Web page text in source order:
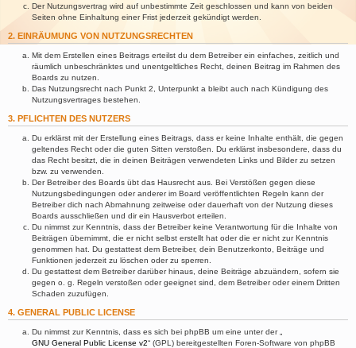
Der Nutzungsvertrag wird auf unbestimmte Zeit geschlossen und kann von beiden
Seiten ohne Einhaltung einer Frist jederzeit gekündigt werden.
2. EINRÄUMUNG VON NUTZUNGSRECHTEN
Mit dem Erstellen eines Beitrags erteilst du dem Betreiber ein einfaches, zeitlich und
räumlich unbeschränktes und unentgeltliches Recht, deinen Beitrag im Rahmen des
Boards zu nutzen.
Das Nutzungsrecht nach Punkt 2, Unterpunkt a bleibt auch nach Kündigung des
Nutzungsvertrages bestehen.
3. PFLICHTEN DES NUTZERS
Du erklärst mit der Erstellung eines Beitrags, dass er keine Inhalte enthält, die gegen
geltendes Recht oder die guten Sitten verstoßen. Du erklärst insbesondere, dass du
das Recht besitzt, die in deinen Beiträgen verwendeten Links und Bilder zu setzen
bzw. zu verwenden.
Der Betreiber des Boards übt das Hausrecht aus. Bei Verstößen gegen diese
Nutzungsbedingungen oder anderer im Board veröffentlichten Regeln kann der
Betreiber dich nach Abmahnung zeitweise oder dauerhaft von der Nutzung dieses
Boards ausschließen und dir ein Hausverbot erteilen.
Du nimmst zur Kenntnis, dass der Betreiber keine Verantwortung für die Inhalte von
Beiträgen übernimmt, die er nicht selbst erstellt hat oder die er nicht zur Kenntnis
genommen hat. Du gestattest dem Betreiber, dein Benutzerkonto, Beiträge und
Funktionen jederzeit zu löschen oder zu sperren.
Du gestattest dem Betreiber darüber hinaus, deine Beiträge abzuändern, sofern sie
gegen o. g. Regeln verstoßen oder geeignet sind, dem Betreiber oder einem Dritten
Schaden zuzufügen.
4. GENERAL PUBLIC LICENSE
Du nimmst zur Kenntnis, dass es sich bei phpBB um eine unter der „
GNU General Public License v2“ (GPL) bereitgestellten Foren-Software von phpBB